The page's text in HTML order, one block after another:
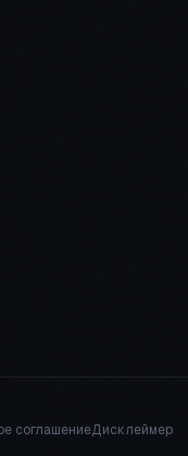
соглашениеДисклеймер